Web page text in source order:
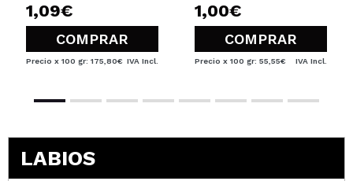
1,09€
COMPRAR
Precio x 100 gr: 175,80€ IVA Incl.
1,00€
COMPRAR
Precio x 100 gr: 55,55€ IVA Incl.
LABIOS